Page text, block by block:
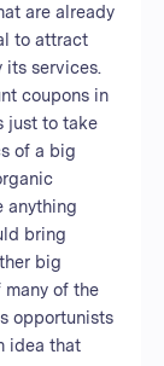
are already
to attract
its services.
coupons in
just to take
of a big
anything
bring
big
of the
opportunists
idea that